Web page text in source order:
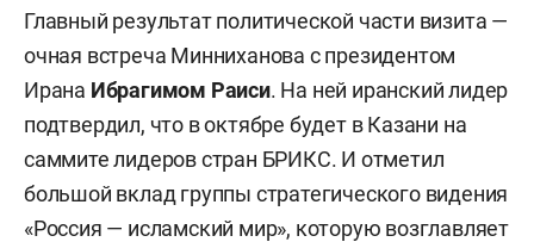
Главный результат политической части визита —
очная встреча Минниханова с президентом
Ирана Ибрагимом Раиси. На ней иранский лидер
подтвердил, что в октябре будет в Казани на
саммите лидеров стран БРИКС. И отметил
большой вклад группы стратегического видения
«Россия — исламский мир», которую возглавляет